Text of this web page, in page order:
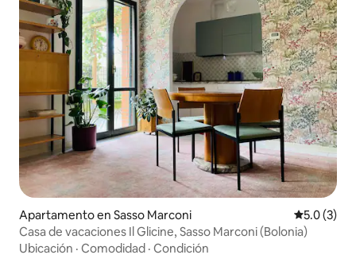
Apartamento en Sasso Marconi
5.0 (3)
Casa de vacaciones Il Glicine, Sasso Marconi (Bolonia)
Ubicación · Comodidad · Condición